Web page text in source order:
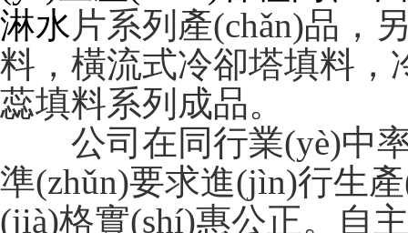
淋水片系列產(chǎn)品
料，橫流式冷卻塔填料
蕊填料系列成品。
公司在同行業(yè)中率
準(zhǔn)要求進(jìn)行生產
(jià)格實(shí)惠公正。